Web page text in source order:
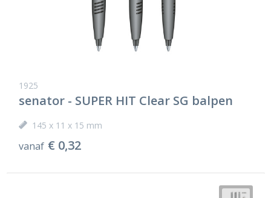
1925
senator - SUPER HIT Clear SG balpen
145 x 11 x 15 mm
vanaf € 0,32